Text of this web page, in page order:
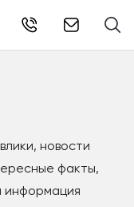
новости
факты,
информация